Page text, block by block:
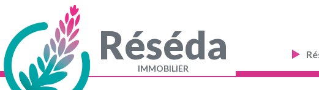
contenu
principal
Réséda
IMMOBILIER
Navigation
principale